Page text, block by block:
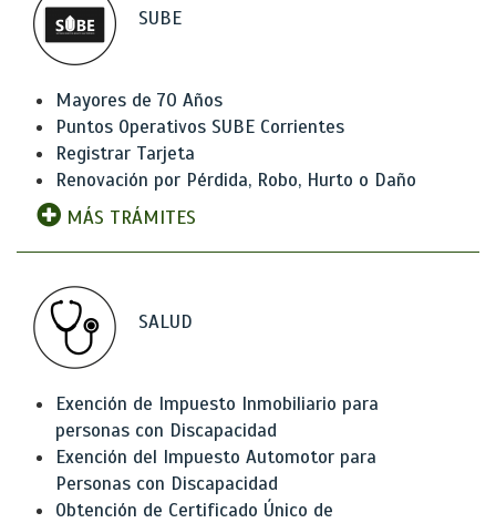
SUBE
Mayores de 70 Años
Puntos Operativos SUBE Corrientes
Registrar Tarjeta
Renovación por Pérdida, Robo, Hurto o Daño
MÁS TRÁMITES
SALUD
Exención de Impuesto Inmobiliario para
personas con Discapacidad
Exención del Impuesto Automotor para
Personas con Discapacidad
Obtención de Certificado Único de